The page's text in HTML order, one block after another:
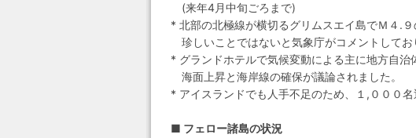
(来年4月中旬ごろまで)
* 北部の北極線が横切るグリムスエイ島でＭ４.９
珍しいことではないと気象庁がコメントしてお
* グランドホテルで気候変動による主に地方自治
海面上昇と海岸線の確保が議論されました。
* アイスランドでも人手不足のため、１,０００名
■ フェロー諸島の状況